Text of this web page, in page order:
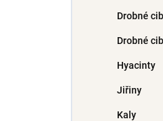
Drobné
Drobné
Hyacinty
Jiřiny
Kaly